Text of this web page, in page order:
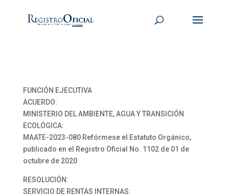
FUNCIÓN EJECUTIVA
ACUERDO:
MINISTERIO DEL AMBIENTE, AGUA Y TRANSICIÓN
ECOLÓGICA:
MAATE-2023-080 Refórmese el Estatuto Orgánico,
publicado en el Registro Oficial No. 1102 de 01 de
octubre de 2020
RESOLUCIÓN:
SERVICIO DE RENTAS INTERNAS: